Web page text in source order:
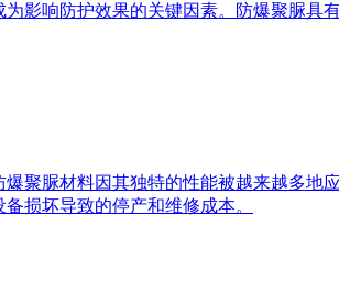
影响防护效果的关键因素。防爆聚脲
聚脲材料因其独特的性能被越来越多地
损坏导致的停产和维修成本。